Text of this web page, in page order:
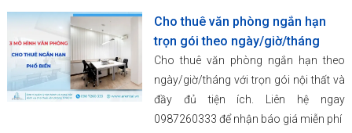
Cho thuê văn phòng ngắn hạn
trọn gói theo ngày/giờ/tháng
Cho thuê văn phòng ngắn hạn theo
ngày/giờ/tháng với trọn gói nội thất và
đầy đủ tiện ích. Liên hệ ngay
0987260333 để nhận báo giá miễn phí